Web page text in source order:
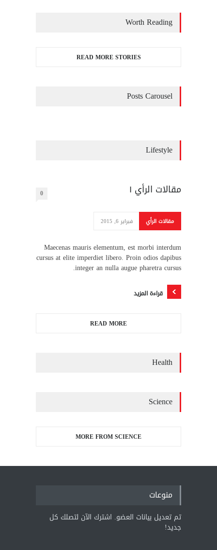
Worth Reading
READ MORE STORIES
Posts Carousel
Lifestyle
مقالات الرأي ١ 0
مقالات الرأي فبراير 6, 2015
Maecenas mauris elementum, est morbi interdum
cursus at elite imperdiet libero. Proin odios dapibus
integer an nulla augue pharetra cursus.
قراءة المزيد
READ MORE
Health
Science
MORE FROM SCIENCE
منوعات
تم تعديل بيانات العضو. اشترك الآن لتصلك كل
جديد!